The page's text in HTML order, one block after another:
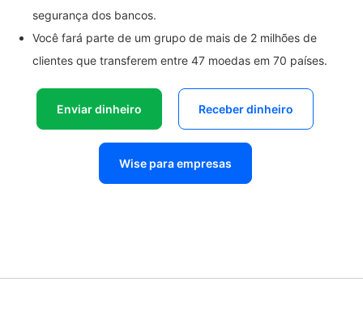
segurança dos bancos.
Você fará parte de um grupo de mais de 2 milhões de
clientes que transferem entre 47 moedas em 70 países.
Enviar dinheiro Receber dinheiro
Wise para empresas